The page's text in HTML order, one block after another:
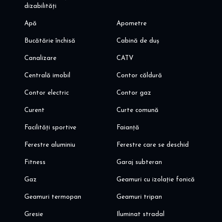
- magazine: Lidl, Kaufland, Mall Promenada
- acces rapid aeroporturi Baneasa si Otopeni
- spitale si clinici medicale de stat si private (Spital Medicover,
oferte, va invit aici dinoiuimobiliare.ro
dizabilități
Apă Apometre
Bucătărie închisă Cabină de duș
Canalizare CATV
Centrală imobil Contor căldură
Contor electric Contor gaz
Curent Curte comună
Facilități sportive Faianță
Ferestre aluminiu Ferestre care se deschid
Fitness Garaj subteran
Gaz Geamuri cu izolație fonică
Geamuri termopan Geamuri tripan
Gresie Iluminat stradal